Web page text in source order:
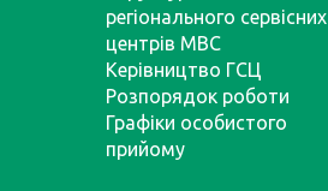
регіонального сервісних
центрів МВС
Керівництво ГСЦ
Розпорядок роботи
Графіки особистого
прийому